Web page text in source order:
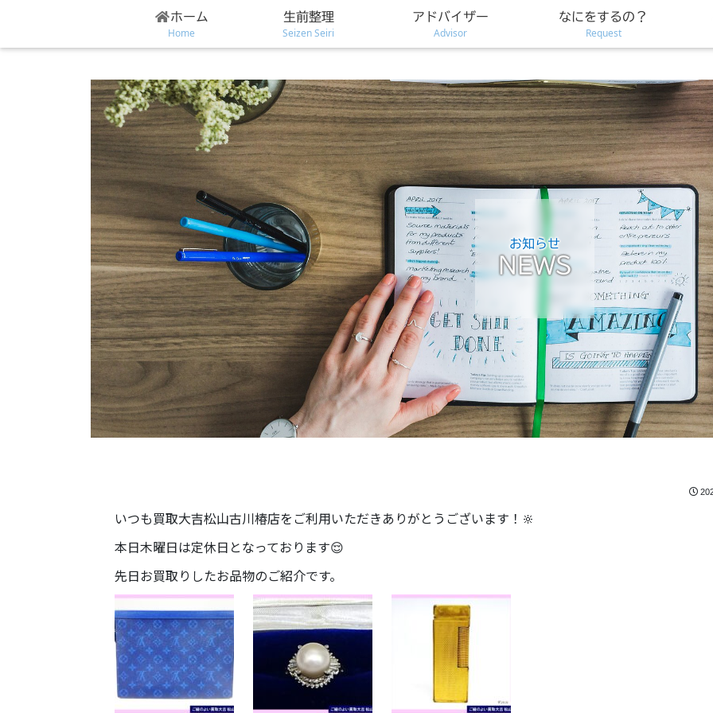
お知らせ
NEWS
ホーム
Home
生前整理
Seizen Seiri
アドバイザー
Advisor
なにをするの？
Request
いつも買取大吉松山古川椿店をご利用いただきありがとうございます！🔆
本日木曜日は定休日となっております😌
先日お買取りしたお品物のご紹介です。